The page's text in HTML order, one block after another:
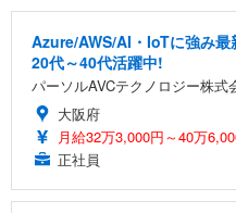
Azure/AWS/AI・IoTに強み
20代～40代活躍中!
パーソルAVCテクノロジー株式
大阪府
月給32万3,000円～40万
正社員